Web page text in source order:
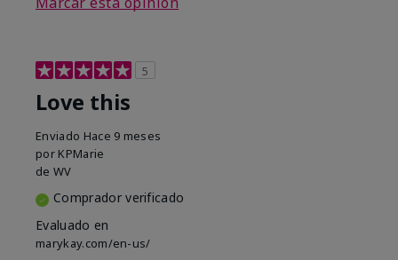
5
Love this
Enviado Hace 9 meses
por KPMarie
de WV
Comprador verificado
Evaluado en
marykay.com/en-us/